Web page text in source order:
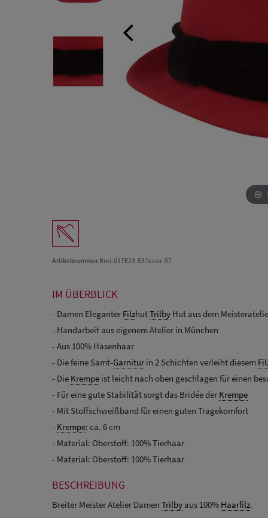
ArtikelnummerBrei-017E23-53 feuer-57
IM ÜBERBLICK
- Damen Eleganter FilzhutTrilby Hut aus dem
- Handarbeit aus eigenem Atelier in München
- Aus 100% Hasenhaar
- Die feine Samt-Garnitur in 2 Schichten verleiht diesem
- Die Krempe ist leicht nach oben geschlagen für einen
- Für eine gute Stabilität sorgt das Bridée der Krempe
- Mit Stoffschweißband für einen guten Tragekomfort
- Krempe: ca. 6 cm
- Material: Oberstoff: 100% Tierhaar
- Material: Oberstoff: 100% Tierhaar
BESCHREIBUNG
Breiter Meister Atelier Damen Trilby aus 100% Haarfilz.